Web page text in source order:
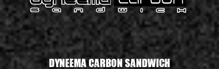
Dyneema Carbon Sandwich